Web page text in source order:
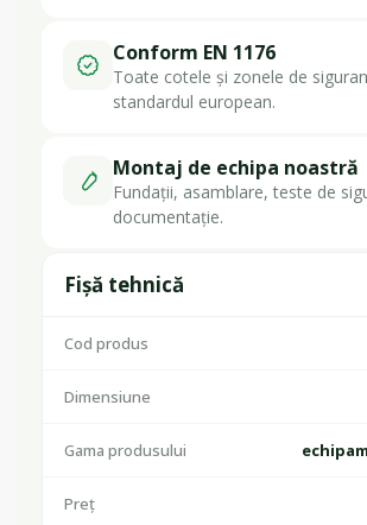
Conform EN 1176
Toate cotele și zonele de
standardul european.
Montaj de echipa noastră
Fundații, asamblare, teste de
documentație.
Fișă tehnică
Cod produs
Dimensiune
Gama produsului
Preț